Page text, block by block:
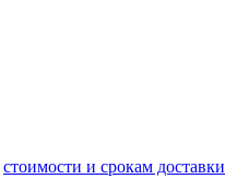
стоимости и срокам доставки